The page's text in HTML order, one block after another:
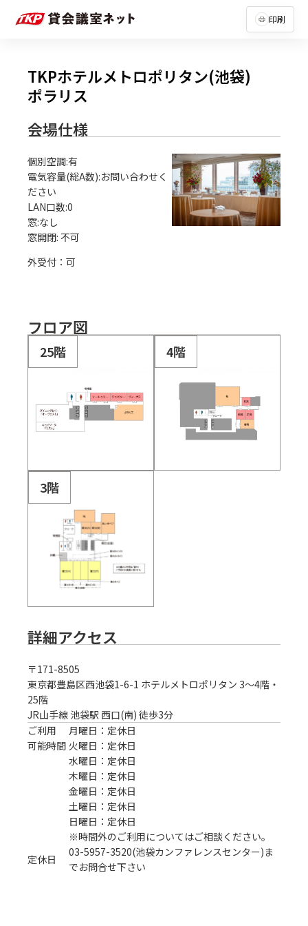
印刷
TKPホテルメトロポリタン(池袋)
ポラリス
会場仕様
個別空調:有
電気容量(総A数):お問い合わせく
ださい
LAN口数:0
窓:なし
外受付：可
フロア図
25階 4階
3階
詳細アクセス
〒171-8505
東京都豊島区西池袋1-6-1 ホテルメトロポリタン 3～4階・
25階
JR山手線 池袋駅 西口(南) 徒歩3分
ご利用
可能時間
月曜日：定休日
火曜日：定休日
水曜日：定休日
木曜日：定休日
金曜日：定休日
土曜日：定休日
日曜日：定休日
※時間外のご利用についてはご相談ください。
定休日
03-5957-3520(池袋カンファレンスセンター)ま
でお問合せ下さい